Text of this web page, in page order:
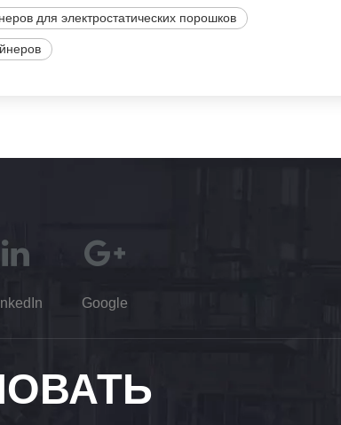
для электростатических порошков
Google